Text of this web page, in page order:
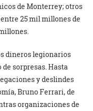
de Monterrey; otros
25 mil millones de
dineros legionarios
sorpresas. Hasta
y deslindes
Bruno Ferrari, de
organizaciones de